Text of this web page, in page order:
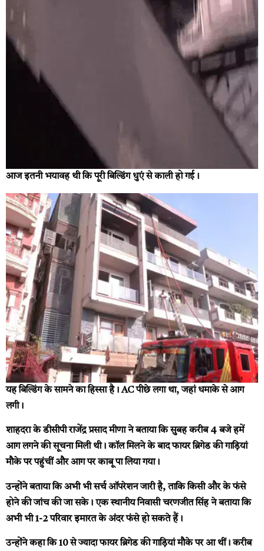
आज इतनी भयावह थी कि पूरी बिल्डिंग धुएं से काली हो गई।
यह बिल्डिंग के सामने का हिस्सा है। AC पीछे लगा था, जहां धमाके से आग
लगी।
शाहदरा के डीसीपी राजेंद्र प्रसाद मीणा ने बताया कि सुबह करीब 4 बजे हमें
आग लगने की सूचना मिली थी। कॉल मिलने के बाद फायर ब्रिगेड की गाड़ियां
मौके पर पहुंचीं और आग पर काबू पा लिया गया।
उन्होंने बताया कि अभी भी सर्च ऑपरेशन जारी है, ताकि किसी और के फंसे
होने की जांच की जा सके। एक स्थानीय निवासी चरणजीत सिंह ने बताया कि
अभी भी 1-2 परिवार इमारत के अंदर फंसे हो सकते हैं।
उन्होंने कहा कि 10 से ज्यादा फायर ब्रिगेड की गाड़ियां मौके पर आ थीं। करीब